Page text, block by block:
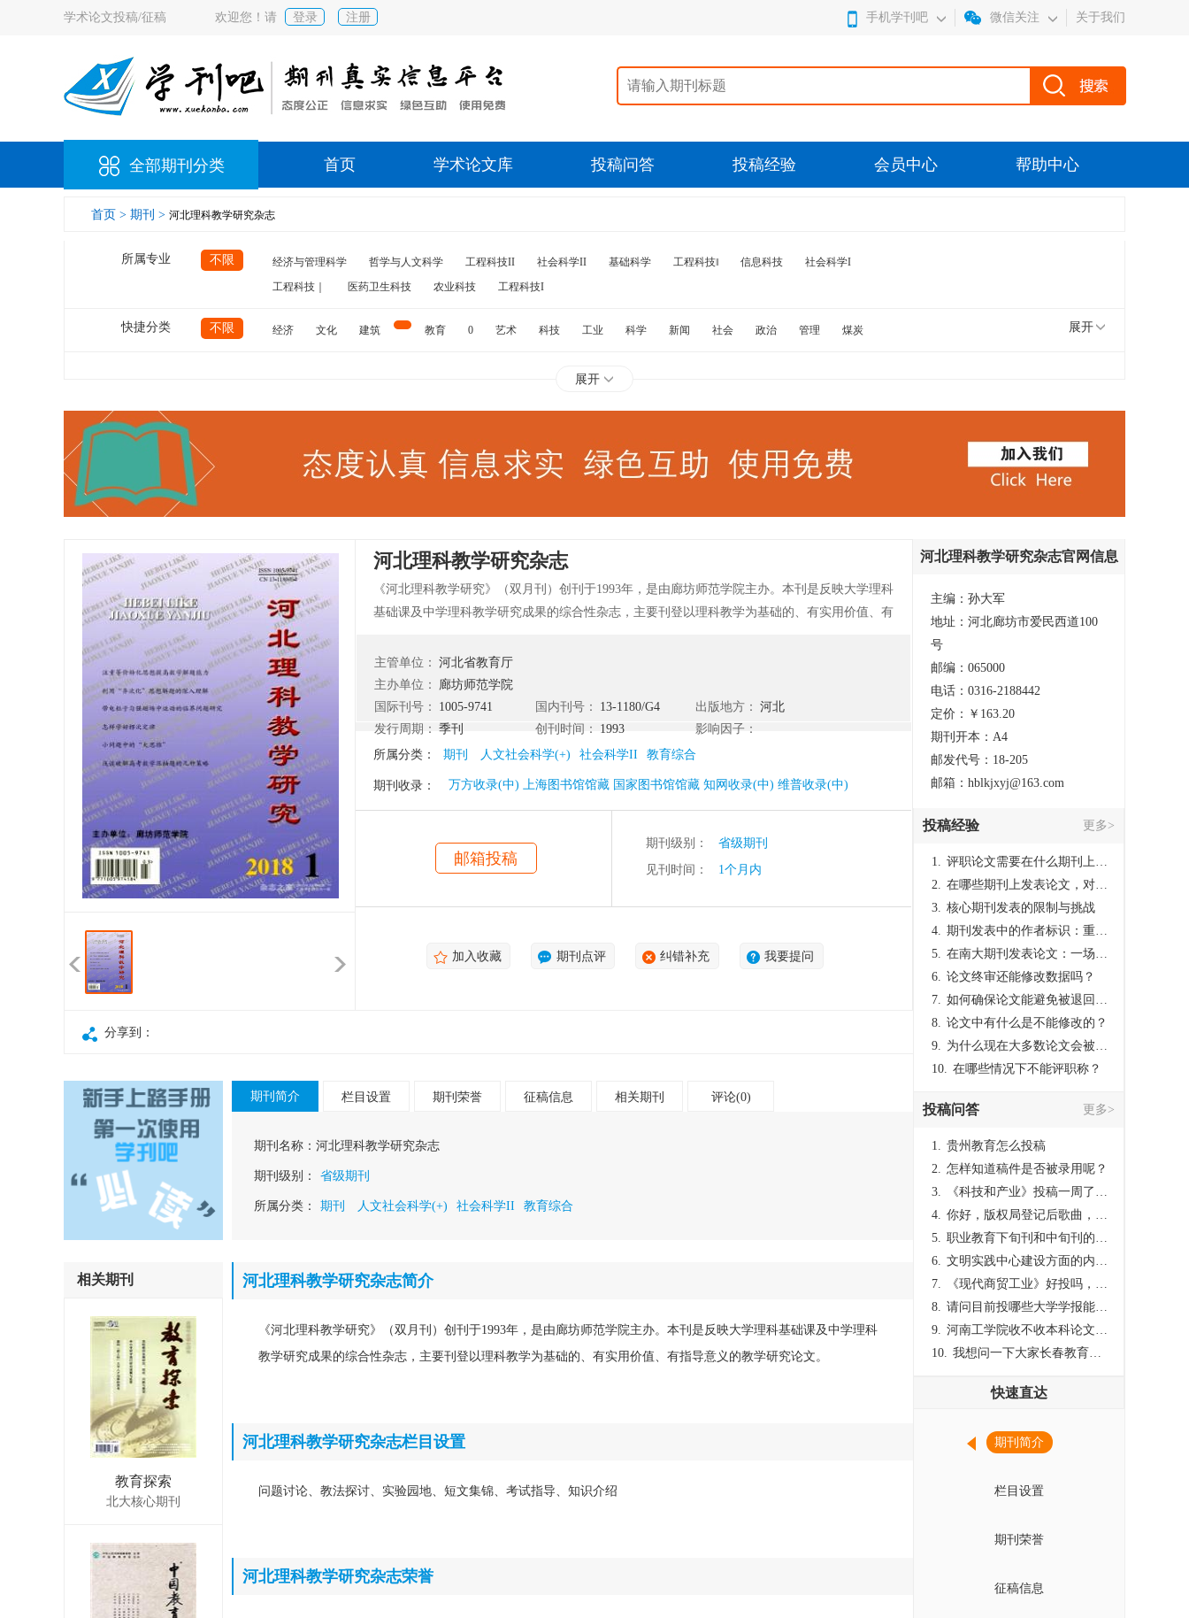
学术论文投稿/征稿 欢迎您！请 登录 注册 手机学刊吧 微信关注 关于我们
全部期刊分类 首页 学术论文库 投稿问答 投稿经验 会员中心 帮助中心
首页 > 期刊 > 河北理科教学研究杂志
所属专业 不限 经济与管理科学 哲学与人文科学 工程科技II 社会科学II 基础科学 工程科技‖ 信息科技
社会科学I
工程科技｜
医药卫生科技 农业科技 工程科技I
快捷分类 不限 经济 文化 建筑 教育 0 艺术 科技 工业 科学 新闻 社会 政治 管理
煤炭
展开
展开
河北理科教学研究杂志
《河北理科教学研究》（双月刊）创刊于1993年，是由廊坊师范学院主办。本刊是反映大学理科
基础课及中学理科教学研究成果的综合性杂志，主要刊登以理科教学为基础的、有实用价值、有
主管单位： 河北省教育厅
主办单位：
廊坊师范学院
国际刊号：
1005-9741 国内刊号： 13-1180/G4 出版地方：
河北
发行周期： 季刊 创刊时间： 1993
影响因子：
所属分类：
期刊 人文社会科学(+) 社会科学II 教育综合
期刊收录： 万方收录(中) 上海图书馆馆藏 国家图书馆馆藏 知网收录(中) 维普收录(中)
邮箱投稿
期刊级别：
省级期刊
见刊时间：
1个月内
加入收藏 期刊点评 纠错补充 我要提问
分享到：
相关期刊
教育探索
北大核心期刊
期刊简介 栏目设置 期刊荣誉 征稿信息 相关期刊 评论(0)
期刊名称： 河北理科教学研究杂志
期刊级别： 省级期刊
所属分类： 期刊 人文社会科学(+) 社会科学II 教育综合
河北理科教学研究杂志简介
《河北理科教学研究》（双月刊）创刊于1993年，是由廊坊师范学院主办。本刊是反映大学理科基础课及中学理科
教学研究成果的综合性杂志，主要刊登以理科教学为基础的、有实用价值、有指导意义的教学研究论文。
河北理科教学研究杂志栏目设置
问题讨论、教法探讨、实验园地、短文集锦、考试指导、知识介绍
河北理科教学研究杂志荣誉
河北理科教学研究杂志官网信息
主编：孙大军
地址：河北廊坊市爱民西道100
号
邮编：065000
电话：0316-2188442
定价：￥163.20
期刊开本：A4
邮发代号：18-205
邮箱：hblkjxyj@163.com
投稿经验 更多>
1. 评职论文需要在什么期刊上发表？
2. 在哪些期刊上发表论文，对考研有优势？
3. 核心期刊发表的限制与挑战
4. 期刊发表中的作者标识：重要性与实践
5. 在南大期刊发表论文：一场知识探索与学术成就的旅程
6. 论文终审还能修改数据吗？
7. 如何确保论文能避免被退回：关键条件与策略
8. 论文中有什么是不能修改的？
9. 为什么现在大多数论文会被评判为AI撰写？（深度剖析查重机制下的困境与出路）
10. 在哪些情况下不能评职称？
投稿问答 更多>
1. 贵州教育怎么投稿
2. 怎样知道稿件是否被录用呢？
3.
《科技和产业》投稿一周了仍是“已发回执”状态，这是什么意思？什么时候外审？
4. 你好，版权局登记后歌曲，这里能否发表
5. 职业教育下旬刊和中旬刊的国内刊号一样，他们有什么区别，两本刊物都是真的吗？
6. 文明实践中心建设方面的内容适合那种期刊
7.
《现代商贸工业》好投吗，版面费多少？
8. 请问目前投哪些大学学报能较快出刊啊
9. 河南工学院收不收本科论文呀？
10. 我想问一下大家长春教育学院学报是本科学报吗？
快速直达
期刊简介
栏目设置
期刊荣誉
征稿信息